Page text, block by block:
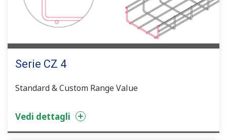
Serie CZ 4
Standard & Custom Range Value
Vedi dettagli